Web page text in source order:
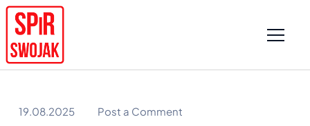
19.08.2025 Post a Comment